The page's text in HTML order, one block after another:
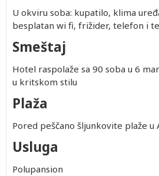
U okviru soba: kupatilo, klima
besplatan wi fi, frižider, telefon i
Smeštaj
Hotel raspolaže sa 90 soba u 6
u kritskom stilu
Plaža
Pored peščano šljunkovite plaže u
Usluga
Polupansion